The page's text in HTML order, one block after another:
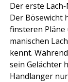
Der erste
Der Bösewicht
finsteren Pläne
manischen
kennt.
sein Gelächter
Handlanger